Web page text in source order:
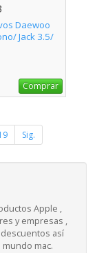
Daewoo
Jack 3.5/
Comprar
Sig.
Apple ,
y empresas ,
así
mac.